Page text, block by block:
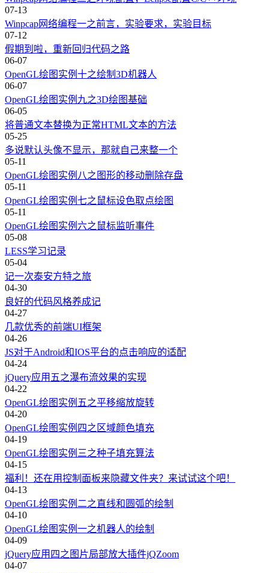
07-13
Winpcap网络编程一之前言，实验要求，实验目标
07-12
假期到啦，重新回归代码之路
06-07
OpenGL绘图实例十之绘制3D机器人
06-07
OpenGL绘图实例九之3D绘图基础
06-05
将普通文本替换为正常HTML文本的方法
05-25
多说默认头像不显示，那就自己来整一个
05-11
OpenGL绘图实例八之图形的移动删除存盘
05-11
OpenGL绘图实例七之鼠标设色取点绘图
05-11
OpenGL绘图实例六之鼠标监听事件
05-08
LESS学习记录
05-04
记一次泰安方特之旅
04-30
良好的代码风格养成记
04-27
几款优秀的前端UI框架
04-26
JS对于Android和IOS平台的点击响应的适配
04-24
jQuery应用五之瀑布流效果的实现
04-22
OpenGL绘图实例五之平移缩放旋转
04-20
OpenGL绘图实例四之区域颜色填充
04-19
OpenGL绘图实例三之种子填充算法
04-15
福利！还在用控制面板来隐藏文件夹？来试试这个吧！
04-13
OpenGL绘图实例二之直线和圆弧的绘制
04-10
OpenGL绘图实例一之机器人的绘制
04-09
jQuery应用四之图片局部放大插件jQZoom
04-07